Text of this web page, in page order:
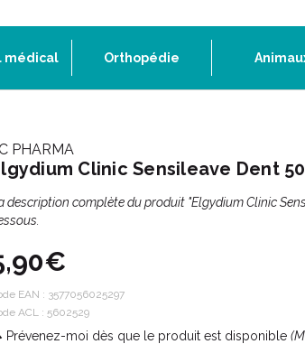
médical Orthopédie
PHARMA
Clinic Sensileave Dent 50
description complète du produit "Elgydium Clinic
EAN : 3577056025297
ACL : 5602529
Prévenez-moi dès que le produit est disponible